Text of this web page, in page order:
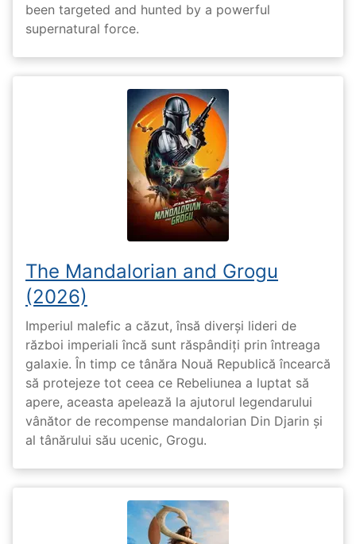
been targeted and hunted by a powerful
supernatural force.
The Mandalorian and Grogu
(2026)
Imperiul malefic a căzut, însă diverși lideri de
război imperiali încă sunt răspândiți prin întreaga
galaxie. În timp ce tânăra Nouă Republică încearcă
să protejeze tot ceea ce Rebeliunea a luptat să
apere, aceasta apelează la ajutorul legendarului
vânător de recompense mandalorian Din Djarin și
al tânărului său ucenic, Grogu.